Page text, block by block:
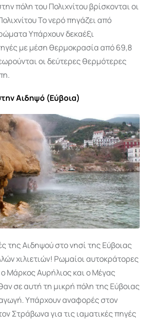
πόλη του Πολιχνίτου βρίσκονται οι
Το νερό πηγάζει από
Υπάρχουν δεκαέξι
με μέση θερμοκρασία από 69,8
οι δεύτερες θερμότερες
Αιδηψό (Εύβοια)
της Αιδηψού στο νησί της Εύβοιας
χιλιετιών! Ρωμαίοι αυτοκράτορες
Μάρκος Αυρήλιος και ο Μέγας
σε αυτή τη μικρή πόλη της Εύβοιας
Υπάρχουν αναφορές στον
Στράβωνα για τις ιαματικές πηγές